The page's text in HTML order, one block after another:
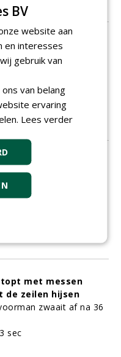
drie letters
aan de KPI?
2 sec
wel zo zo
1 sec
met messen
de zeilen hijsen
zwaait af na 36
3 sec
BV
website aan
en interesses
gebruik van
van belang
ervaring
Lees verder